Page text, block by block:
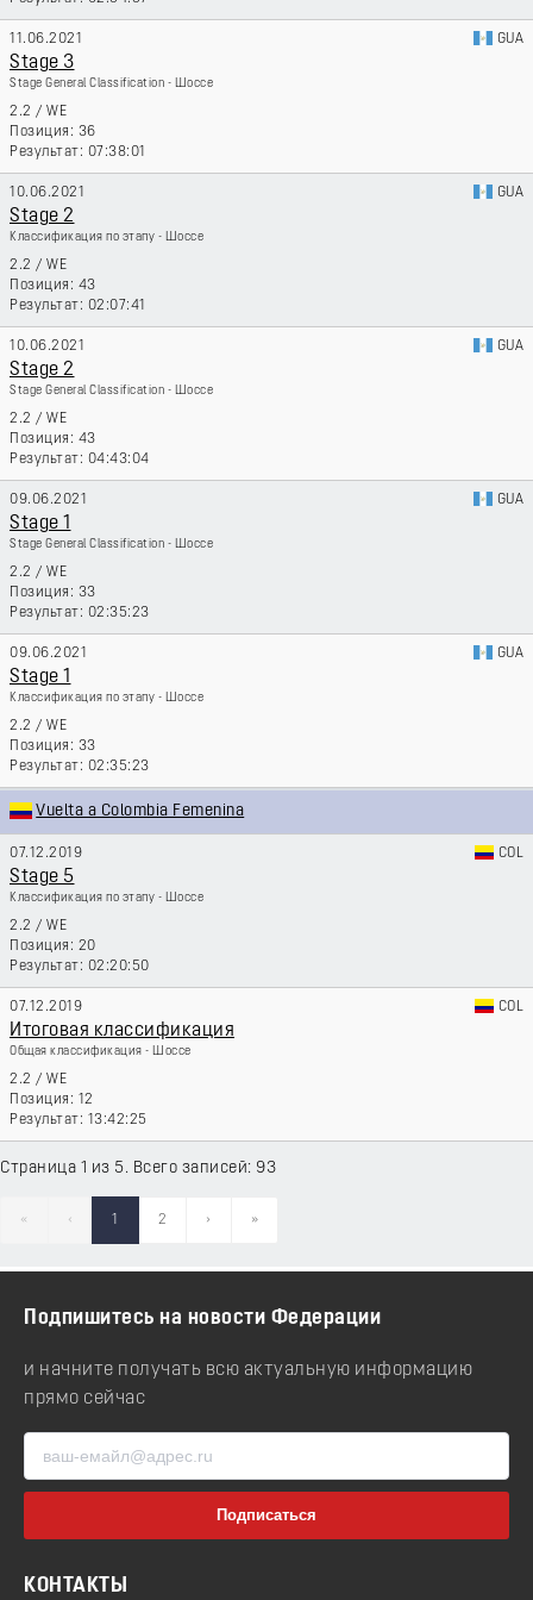
11.06.2021 GUA
Stage 3
Stage General Classification - Шоссе
2.2 / WE
36
07:38:01
10.06.2021 GUA
Stage 2
Классификация по этапу - Шоссе
2.2 / WE
43
02:07:41
10.06.2021 GUA
Stage 2
Stage General Classification - Шоссе
2.2 / WE
43
04:43:04
09.06.2021 GUA
Stage 1
Stage General Classification - Шоссе
2.2 / WE
33
02:35:23
09.06.2021 GUA
Stage 1
Классификация по этапу - Шоссе
2.2 / WE
33
02:35:23
Vuelta a Colombia Femenina
07.12.2019 COL
Stage 5
Классификация по этапу - Шоссе
2.2 / WE
20
02:20:50
07.12.2019 COL
Итоговая классификация
Общая классификация - Шоссе
2.2 / WE
12
13:42:25
Страница 1 из 5. Всего записей: 93
« ‹ 1 2 › »
Подпишитесь на новости Федерации
и начните получать всю актуальную информацию
прямо сейчас
КОНТАКТЫ